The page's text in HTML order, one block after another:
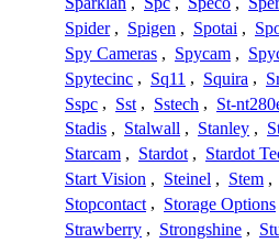
Spider , Spigen , Spotai ,
Spy Cameras , Spycam ,
Spytecinc , Sq11 , Squira ,
Sspc , Sst , Sstech , St-
Stadis , Stalwall , Stanley ,
Starcam , Stardot , Stardot
Start Vision , Steinel , Stem ,
Stopcontact , Storage Options
Strawberry , Strongshine ,